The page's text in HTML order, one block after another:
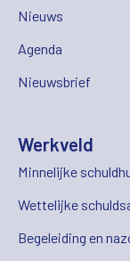
Nieuws
Agenda
Nieuwsbrief
Werkveld
Minnelijke
Wettelijke
Begeleiding en